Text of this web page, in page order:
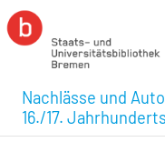
Nachlässe und
16./17. Jahrhunderts